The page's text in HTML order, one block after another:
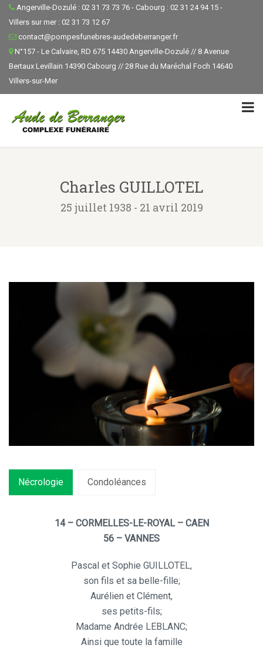
Angerville-Dozulé : 02 31 73 73 76 - Cabourg : 02 31 24 94 15 -
Villers sur mer : 02 31 73 12 67
contact@pompesfunebres-audedeberranger.fr
N°157 - Le Calvaire, RD 675 14430 Angerville-Dozulé // 8 Avenue
Bertaux Levillain 14390 Cabourg // 28 Rue du Maréchal Foch 14640
Villers-sur-Mer
Charles GUILLOTEL
25 juillet 1938 - 21 avril 2019
Nécrologie Condoléances
14 – CORMELLES-LE-ROYAL – CAEN
56 – VANNES
Pascal et Sophie GUILLOTEL,
son fils et sa belle-fille;
Aurélien et Clément,
ses petits-fils;
Madame Andrée LEBLANC;
Ainsi que toute la famille